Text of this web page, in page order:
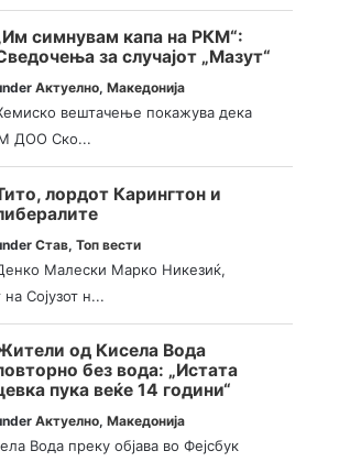
симнувам капа на РКМ“:
за случајот „Мазут“
Актуелно,Македонија
вештачење покажува дека
ДОО Ско...
лордот Карингтон и
Став,Топ вести
Малески Марко Никезиќ,
Сојузот н...
од Кисела Вода
без вода: „Истата
пука веќе 14 години“
Актуелно,Македонија
Вода преку објава во Фејсбук